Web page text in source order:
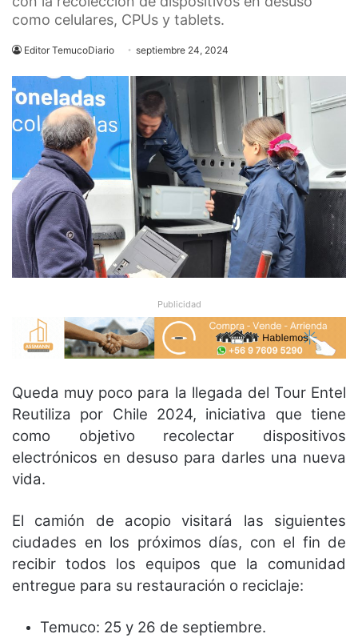
como celulares, CPUs y tablets.
Editor TemucoDiario septiembre 24, 2024
Publicidad
Queda muy poco para la llegada del Tour Entel
Reutiliza por Chile 2024, iniciativa que tiene
como objetivo recolectar dispositivos
electrónicos en desuso para darles una nueva
vida.
El camión de acopio visitará las siguientes
ciudades en los próximos días, con el fin de
recibir todos los equipos que la comunidad
entregue para su restauración o reciclaje:
Temuco: 25 y 26 de septiembre.